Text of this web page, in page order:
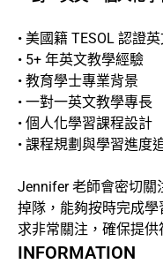
• 美國籍 TESOL 認證
• 5+ 年英文教學經驗
• 教育學士專業背景
• 一對一英文教學專長
• 個人化學習課程設計
• 課程規劃與學習進度
Jennifer 老師會密切關
掉隊，能夠按時完成
求非常關注，確保提供
INFORMATION